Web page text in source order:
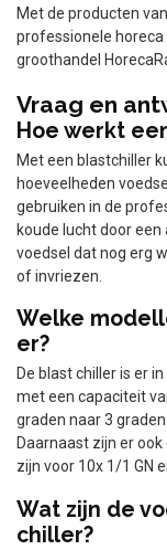
Met de producten
professionele horeca
groothandel
Vraag en
Hoe werkt
Met een blastchiller
hoeveelheden
gebruiken in de
koude lucht door
voedsel dat nog erg
of invriezen.
Welke
er?
De blast chiller is er
met een capaciteit
graden naar 3
Daarnaast zijn er
zijn voor 10x 1/1 GN
Wat zijn de
chiller?